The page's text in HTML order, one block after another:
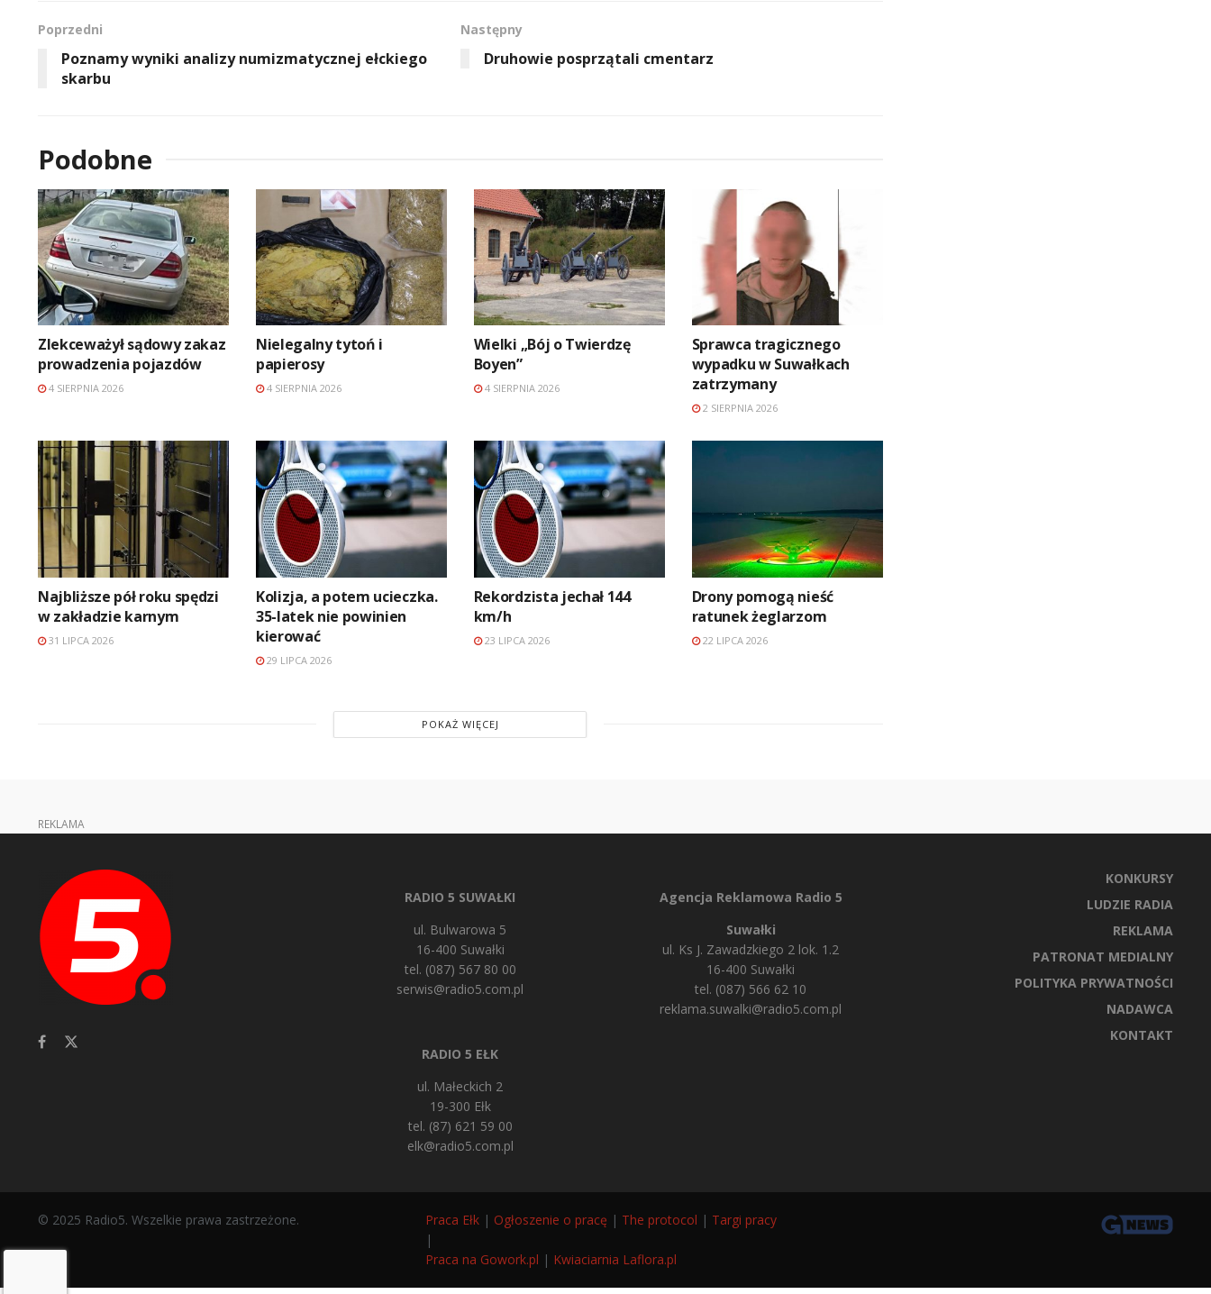
Poprzedni
Poznamy wyniki analizy numizmatycznej ełckiego
skarbu
Następny
Druhowie posprzątali cmentarz
Podobne
Zlekceważył sądowy zakaz
prowadzenia pojazdów
4 SIERPNIA 2026
Nielegalny tytoń i
papierosy
4 SIERPNIA 2026
Wielki „Bój o Twierdzę
Boyen”
4 SIERPNIA 2026
Sprawca tragicznego
wypadku w Suwałkach
zatrzymany
2 SIERPNIA 2026
Najbliższe pół roku spędzi
w zakładzie karnym
31 LIPCA 2026
Kolizja, a potem ucieczka.
35-latek nie powinien
kierować
29 LIPCA 2026
Rekordzista jechał 144
km/h
23 LIPCA 2026
Drony pomogą nieść
ratunek żeglarzom
22 LIPCA 2026
POKAŻ WIĘCEJ
REKLAMA
RADIO 5 SUWAŁKI
ul. Bulwarowa 5
16-400 Suwałki
tel. (087) 567 80 00
serwis@radio5.com.pl
RADIO 5 EŁK
ul. Małeckich 2
19-300 Ełk
tel. (87) 621 59 00
elk@radio5.com.pl
Agencja Reklamowa Radio 5
Suwałki
ul. Ks J. Zawadzkiego 2 lok. 1.2
16-400 Suwałki
tel. (087) 566 62 10
reklama.suwalki@radio5.com.pl
KONKURSY
LUDZIE RADIA
REKLAMA
PATRONAT MEDIALNY
POLITYKA PRYWATNOŚCI
NADAWCA
KONTAKT
© 2025 Radio5. Wszelkie prawa zastrzeżone. Praca Ełk | Ogłoszenie o pracę | The protocol | Targi pracy
|
Praca na Gowork.pl | Kwiaciarnia Laflora.pl